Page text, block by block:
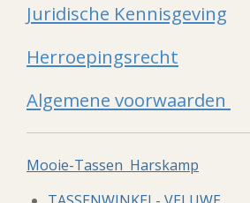
Juridische Kennisgeving
Herroepingsrecht
Algemene voorwaarden
Mooie-Tassen Harskamp